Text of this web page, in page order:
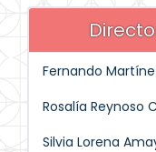
Fernando
Rosalía Reynoso
Silvia Lorena